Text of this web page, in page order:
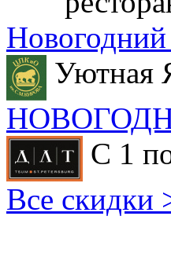
Уютная
С 1
Все скидки